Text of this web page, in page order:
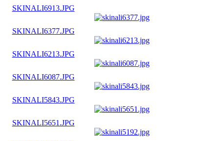
SKINALI6913.JPG
SKINALI6377.JPG
SKINALI6213.JPG
SKINALI6087.JPG
SKINALI5843.JPG
SKINALI5651.JPG